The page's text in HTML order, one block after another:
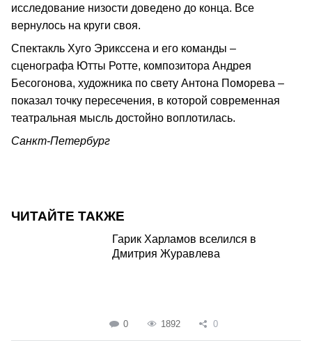
исследование низости доведено до конца. Все
вернулось на круги своя.
Спектакль Хуго Эрикссена и его команды –
сценографа Ютты Ротте, композитора Андрея
Бесогонова, художника по свету Антона Поморева –
показал точку пересечения, в которой современная
театральная мысль достойно воплотилась.
Санкт-Петербург
ЧИТАЙТЕ ТАКЖЕ
Гарик Харламов вселился в
Дмитрия Журавлева
0 1892 0